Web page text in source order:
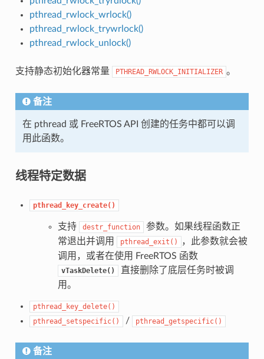
pthread_rwlock_wrlock()
pthread_rwlock_trywrlock()
pthread_rwlock_unlock()
支持静态初始化器常量 PTHREAD_RWLOCK_INITIALIZER 。
备注
在 pthread 或 FreeRTOS API 创建的任务中都可以调
用此函数。
线程特定数据
pthread_key_create()
支持 destr_function
参数。如果线程函数正
常退出并调用
pthread_exit()
，此参数就会被
调用，或者在使用 FreeRTOS 函数
vTaskDelete()
直接删除了底层任务时被调
用。
pthread_key_delete()
pthread_setspecific()
/ pthread_getspecific()
备注